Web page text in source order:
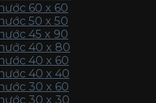
60 x 60
50 x 50
45 x 90
40 x 80
40 x 60
40 x 40
30 x 60
30 x 30